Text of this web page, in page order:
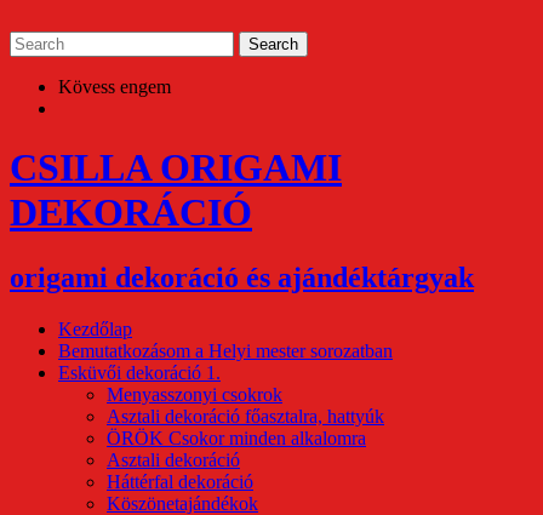
to
content
Kövess engem
CSILLA ORIGAMI
DEKORÁCIÓ
origami dekoráció és ajándéktárgyak
Kezdőlap
Bemutatkozásom a Helyi mester sorozatban
Esküvői dekoráció 1.
Menyasszonyi csokrok
Asztali dekoráció főasztalra, hattyúk
ÖRÖK Csokor minden alkalomra
Asztali dekoráció
Háttérfal dekoráció
Köszönetajándékok